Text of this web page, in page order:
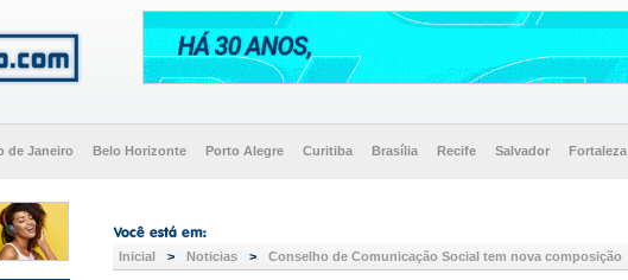
de Janeiro Belo Horizonte Porto Alegre Curitiba Brasília Recife Salvador Fortaleza
Inicial > Noticias > Conselho de Comunicação Social tem nova composição